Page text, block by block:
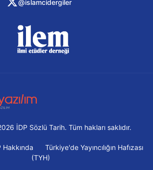
@islamcidergiler
İDP Sözlü Tarih. Tüm hakları saklıdır.
Hakkında
Türkiye'de Yayıncılığın Hafızası
(TYH)